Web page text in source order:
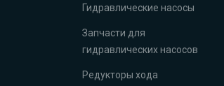
Гидравлические насосы
Запчасти для
гидравлических насосов
Редукторы хода